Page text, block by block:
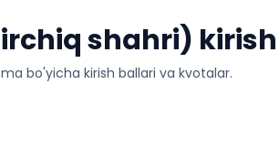
shahri)
bo'yicha kirish ballari va kvotalar.